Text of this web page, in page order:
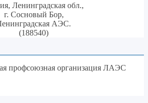
Ленинградская обл.,
г. Сосновый Бор,
АЭС.
(188540)
профсоюзная организация ЛАЭС